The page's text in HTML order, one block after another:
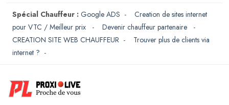
Spécial Chauffeur : Google ADS - Creation de sites internet
pour VTC / Meilleur prix
- Devenir chauffeur partenaire
-
CREATION SITE WEB CHAUFFEUR - Trouver plus de clients via
internet ? -